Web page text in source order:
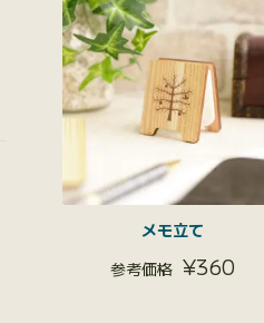
メモ立て
¥360